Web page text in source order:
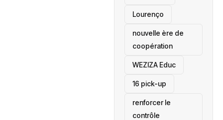
Lourenço
nouvelle ère de
coopération
‎WEZIZA Educ
16 pick-up
renforcer le
contrôle